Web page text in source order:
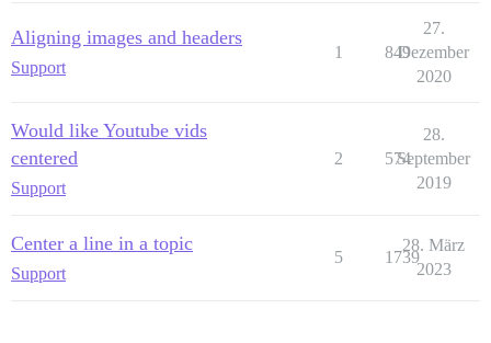
Aligning images and headers
Support
1 849
27.
Dezember
2020
Would like Youtube vids
centered
Support
2 574
28.
September
2019
Center a line in a topic
Support
5 1739
28. März
2023